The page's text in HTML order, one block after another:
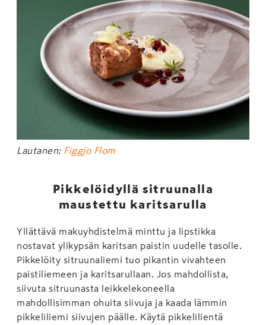
Lautanen: Figgjo Flom
Pikkelöidyllä sitruunalla
maustettu karitsarulla
Yllättävä makuyhdistelmä minttu ja lipstikka
nostavat ylikypsän karitsan paistin uudelle tasolle.
Pikkelöity sitruunaliemi tuo pikantin vivahteen
paistiliemeen ja karitsarullaan. Jos mahdollista,
siivuta sitruunasta leikkelekoneella
mahdollisimman ohuita siivuja ja kaada lämmin
pikkeliliemi siivujen päälle. Käytä pikkelilientä